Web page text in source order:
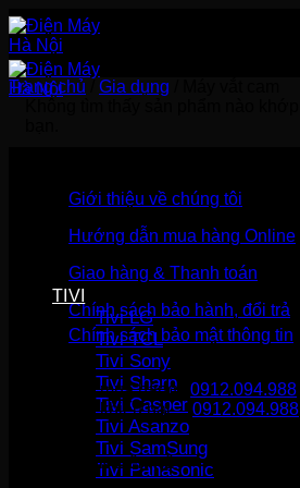
Bỏ
qua
nội
dung
TIVI
Tivi LG
Tivi TCL
Tivi Sony
Tivi Sharp
Tivi Casper
Tivi Asanzo
Tivi SamSung
Tivi Panasonic
Trang chủ Gia dụng
Giới thiệu về chúng tôi
Hướng dẫn mua hàng Online
Giao hàng & Thanh toán
Chính sách bảo hành, đổi trả
Chính sách bảo mật thông tin
Gọi mua hàng 0912.094.988
Gọi khiếu nại 0912.094.988
THÔNG TIN LIÊN HỆ